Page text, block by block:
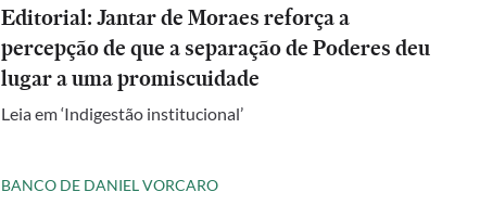
Editorial: Jantar de Moraes reforça a
percepção de que a separação de Poderes deu
lugar a uma promiscuidade
Leia em ‘Indigestão institucional’
BANCO DE DANIEL VORCARO